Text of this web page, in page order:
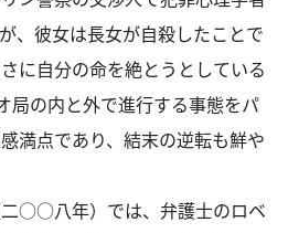
、彼女は長女が自殺したことで
に自分の命を絶とうとしている
局の内と外で進行する事態をパ
満点であり、結末の逆転も鮮や
○○八年）では、弁護士のロベ